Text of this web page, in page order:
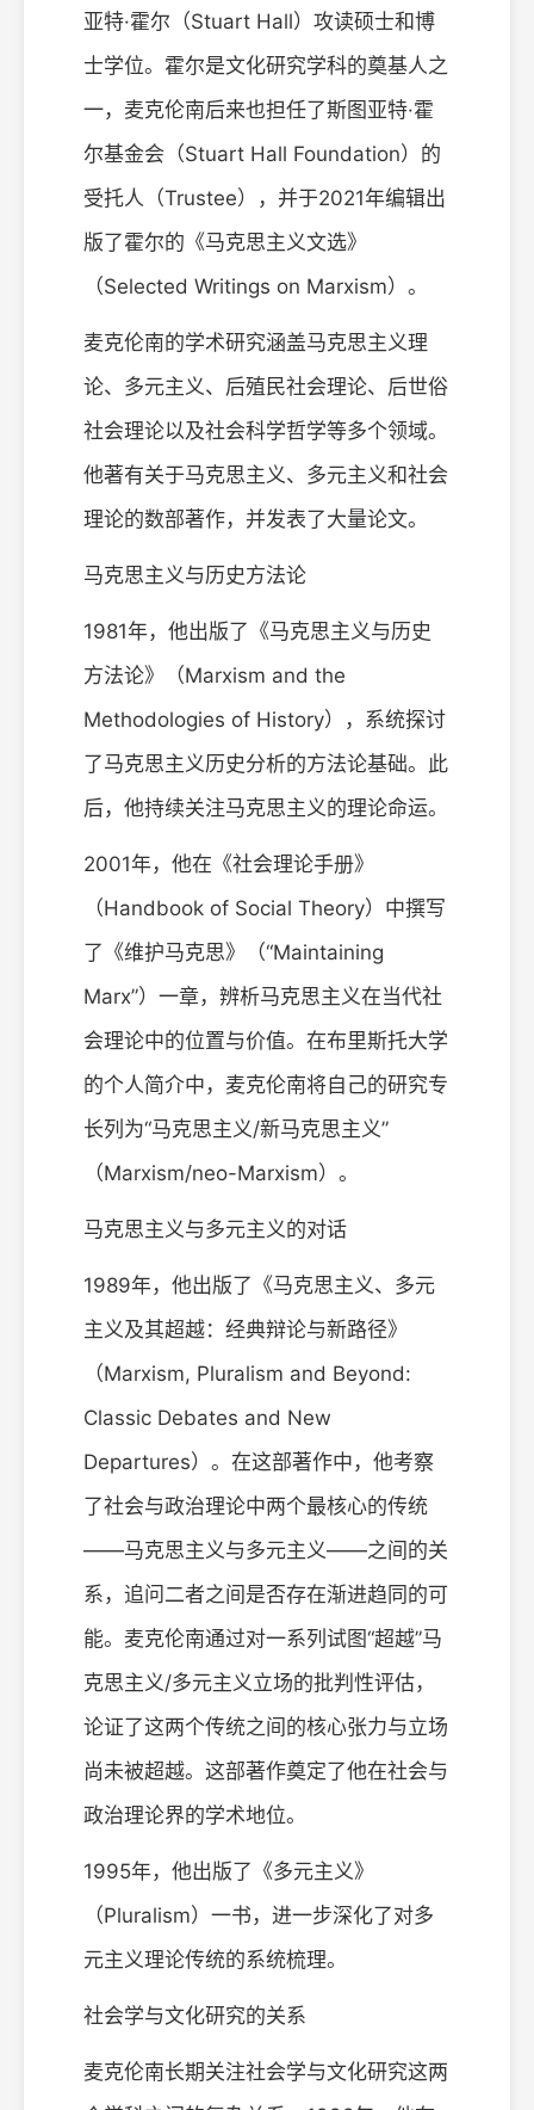
亚特·霍尔（Stuart Hall）攻读硕士和博
士学位。霍尔是文化研究学科的奠基人之
一，麦克伦南后来也担任了斯图亚特·霍
尔基金会（Stuart Hall Foundation）的
受托人（Trustee），并于2021年编辑出
版了霍尔的《马克思主义文选》
（Selected Writings on Marxism）。
麦克伦南的学术研究涵盖马克思主义理
论、多元主义、后殖民社会理论、后世俗
社会理论以及社会科学哲学等多个领域。
他著有关于马克思主义、多元主义和社会
理论的数部著作，并发表了大量论文。
马克思主义与历史方法论
1981年，他出版了《马克思主义与历史
方法论》（Marxism and the
Methodologies of History），系统探讨
了马克思主义历史分析的方法论基础。此
后，他持续关注马克思主义的理论命运。
2001年，他在《社会理论手册》
（Handbook of Social Theory）中撰写
了《维护马克思》（“Maintaining
Marx”）一章，辨析马克思主义在当代社
会理论中的位置与价值。在布里斯托大学
的个人简介中，麦克伦南将自己的研究专
长列为“马克思主义/新马克思主义”
（Marxism/neo-Marxism）。
马克思主义与多元主义的对话
1989年，他出版了《马克思主义、多元
主义及其超越：经典辩论与新路径》
（Marxism, Pluralism and Beyond:
Classic Debates and New
Departures）。在这部著作中，他考察
了社会与政治理论中两个最核心的传统
——马克思主义与多元主义——之间的关
系，追问二者之间是否存在渐进趋同的可
能。麦克伦南通过对一系列试图“超越”马
克思主义/多元主义立场的批判性评估，
论证了这两个传统之间的核心张力与立场
尚未被超越。这部著作奠定了他在社会与
政治理论界的学术地位。
1995年，他出版了《多元主义》
（Pluralism）一书，进一步深化了对多
元主义理论传统的系统梳理。
社会学与文化研究的关系
麦克伦南长期关注社会学与文化研究这两